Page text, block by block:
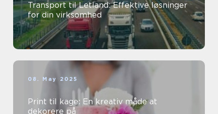
Transport til Letland: Effektive løsninger
for din virksomhed
08. May 2025
Print til kage: En kreativ måde at
dekorere på